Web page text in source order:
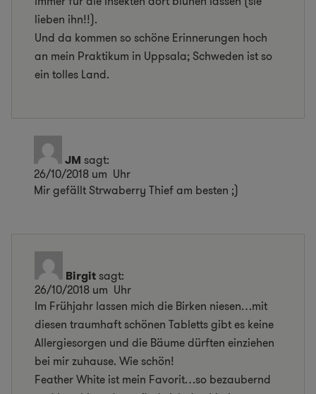
lieben ihn!!).
Und da kommen so schöne Erinnerungen hoch
an mein Praktikum in Uppsala; Schweden ist so
ein tolles Land.
JM sagt:
26/10/2018 um Uhr
Mir gefällt Strwaberry Thief am besten ;)
Birgitsagt:
26/10/2018 um Uhr
Im Frühjahr lassen mich die Birken niesen…mit
diesen traumhaft schönen Tabletts gibt es keine
Allergiesorgen und die Bäume dürften einziehen
bei mir zuhause. Wie schön!
Feather White ist mein Favorit…so bezaubernd